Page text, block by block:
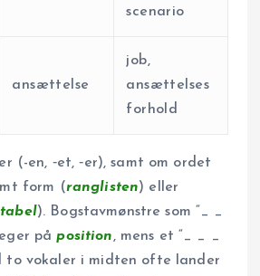
scenario
ansættelse
job,
ansættelses
forhold
(-en, ‑et, ‑er), samt om ordet
form (ranglisten) eller
). Bogstavmønstre som “_ _
påposition, mens et “_ _ _
to vokaler i midten ofte lander